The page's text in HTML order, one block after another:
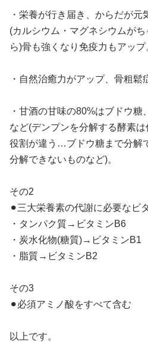
・栄養が行き届き、からだが元
(カルシウム・マグネシウムが
ら)骨も強くなり免疫力もアップ
・自然治癒力がアップ、骨粗鬆
・甘酒の甘味の80%はブドウ
など(デンプンを分解する酵素
役割が違う…ブドウ糖まで分解
分解できないものなど)。
その2
⚫︎三大栄養素の代謝に必要なビ
・タンパク質→ビタミンB6
・炭水化物(糖質)→ビタミンB1
・脂質→ビタミンB2
その3
⚫︎必須アミノ酸をすべて含む
以上です。